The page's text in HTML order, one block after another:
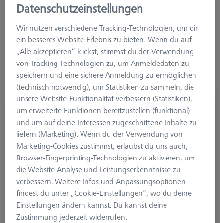
Standardnormalien und Einstellringe
Standardnormalien mit erhöhter Genauigkeit.
Einstellring DIN 2250-C Ø50 mm
600106-0051-010
Datenschutzeinstellungen
Wir nutzen verschiedene Tracking-Technologien, um dir
ein besseres Website-Erlebnis zu bieten. Wenn du auf
„Alle akzeptieren“ klickst, stimmst du der Verwendung
von Tracking-Technologien zu, um Anmeldedaten zu
speichern und eine sichere Anmeldung zu ermöglichen
(technisch notwendig), um Statistiken zu sammeln, die
unsere Website-Funktionalität verbessern (Statistiken),
um erweiterte Funktionen bereitzustellen (funktional)
und um auf deine Interessen zugeschnittene Inhalte zu
liefern (Marketing). Wenn du der Verwendung von
Marketing-Cookies zustimmst, erlaubst du uns auch,
Browser-Fingerprinting-Technologien zu aktivieren, um
die Website-Analyse und Leistungserkenntnisse zu
verbessern. Weitere Infos und Anpassungsoptionen
findest du unter „Cookie-Einstellungen“, wo du deine
Einstellungen ändern kannst. Du kannst deine
Zustimmung jederzeit widerrufen.